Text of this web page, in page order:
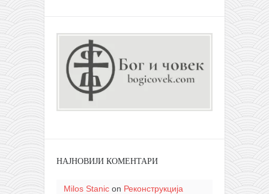
НАЈНОВИЈИ КОМЕНТАРИ
Milos Stanicon Реконструкција